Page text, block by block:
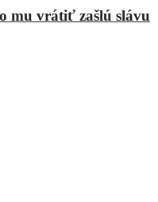
mu vrátiť zašlú slávu